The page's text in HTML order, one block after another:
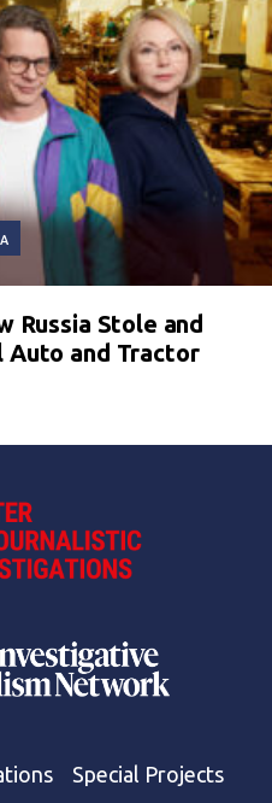
Russia Stole and
and Tractor
Special Projects